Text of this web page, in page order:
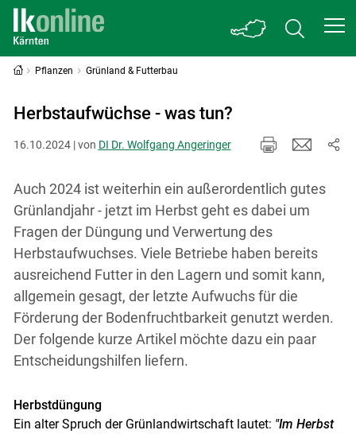
Pflanzen Grünland & Futterbau
Herbstaufwüchse - was tun?
16.10.2024 | von DI Dr. Wolfgang Angeringer
Auch 2024 ist weiterhin ein außerordentlich gutes
Grünlandjahr - jetzt im Herbst geht es dabei um
Fragen der Düngung und Verwertung des
Herbstaufwuchses. Viele Betriebe haben bereits
ausreichend Futter in den Lagern und somit kann,
allgemein gesagt, der letzte Aufwuchs für die
Förderung der Bodenfruchtbarkeit genutzt werden.
Der folgende kurze Artikel möchte dazu ein paar
Entscheidungshilfen liefern.
Herbstdüngung
Ein alter Spruch der Grünlandwirtschaft lautet: "Im Herbst